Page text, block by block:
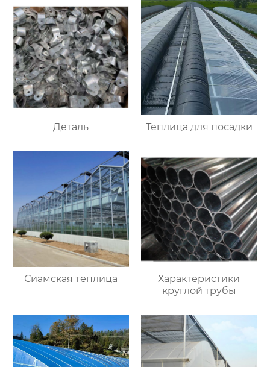
Деталь Теплица для посадки
Сиамская теплица
Характеристики
круглой трубы